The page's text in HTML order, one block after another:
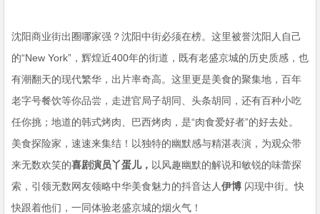
沈阳商业街出圈哪家强？沈阳中街必须在榜。这里被誉沈阳人自己
的“New York”，辉煌近400年的街道，既有老盛京城的历史质感，也
有潮翻天的现代繁华，出片率奇高。这里更是美食的聚集地，百年
老字号餐饮等你品尝，走进官局子胡同、头条胡同，还有百种小吃
任你挑；地道的韩式烤肉、巴西烤肉，是“肉食爱好者”的好去处。
美食探险家，速速来集结！以独特的幽默感与精湛表演，为观众带
来无数欢笑的喜剧演员丫蛋儿， 以风趣幽默的解说和敏锐的味蕾探
索，引领无数网友领略中华美食魅力的抖音达人伊博 闪现中街。快
快跟着他们，一同体验老盛京城的烟火气！